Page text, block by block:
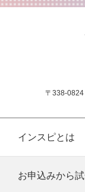
〒338-
インスピとは
お申込みから